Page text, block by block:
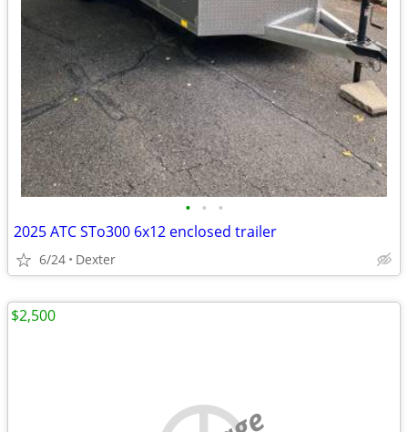
• • •
2025 ATC STo300 6x12 enclosed trailer
6/24 Dexter
$2,500